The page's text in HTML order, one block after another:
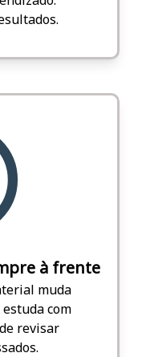
à frente
muda
estuda com
revisar